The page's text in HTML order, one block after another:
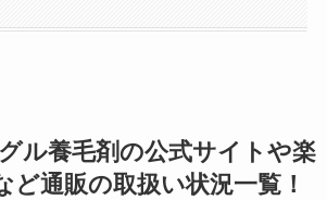
ル養毛剤 の公式サイトや楽
ど通販の取扱い状況一覧！